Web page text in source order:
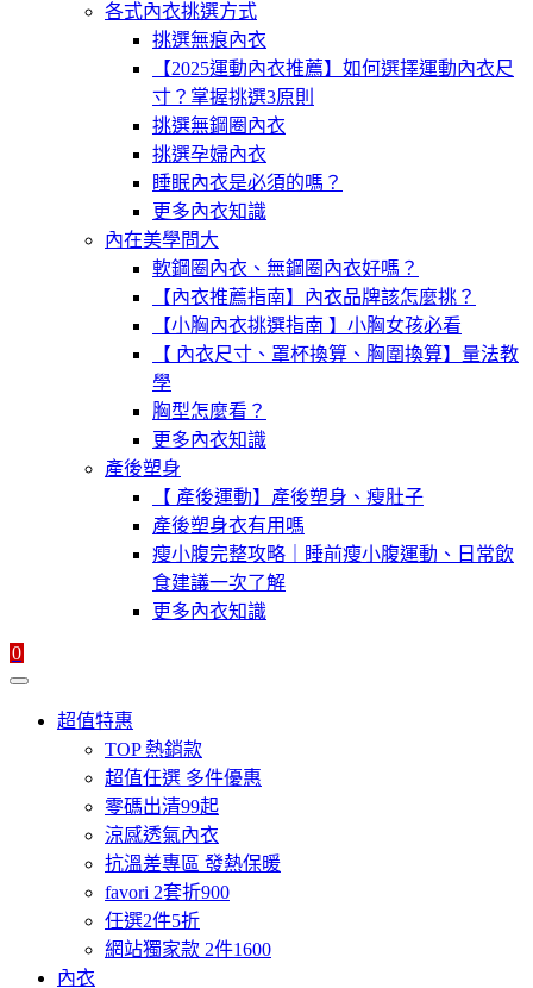
各式內衣挑選方式
挑選無痕內衣
【2025運動內衣推薦】如何選擇運動內衣尺
寸？掌握挑選3原則
挑選無鋼圈內衣
挑選孕婦內衣
睡眠內衣是必須的嗎？
更多內衣知識
內在美學問大
軟鋼圈內衣、無鋼圈內衣好嗎？
【內衣推薦指南】內衣品牌該怎麼挑？
【小胸內衣挑選指南 】小胸女孩必看
【 內衣尺寸、罩杯換算、胸圍換算】量法教
學
胸型怎麼看？
更多內衣知識
產後塑身
【 產後運動】產後塑身、瘦肚子
產後塑身衣有用嗎
瘦小腹完整攻略｜睡前瘦小腹運動、日常飲
食建議一次了解
更多內衣知識
0
超值特惠
TOP 熱銷款
超值任選 多件優惠
零碼出清99起
涼感透氣內衣
抗溫差專區 發熱保暖
favori 2套折900
任選2件5折
網站獨家款 2件1600
內衣